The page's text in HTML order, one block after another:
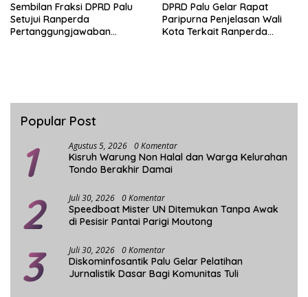
Sembilan Fraksi DPRD Palu
Setujui Ranperda
Pertanggungjawaban
DPRD Palu Gelar Rapat
Paripurna Penjelasan Wali
Kota Terkait Ranperda
Popular Post
1 Agustus 5, 2026 0 Komentar
Kisruh Warung Non Halal dan Warga Kelurahan
Tondo Berakhir Damai
2 Juli 30, 2026 0 Komentar
Speedboat Mister UN Ditemukan Tanpa Awak
di Pesisir Pantai Parigi Moutong
3 Juli 30, 2026 0 Komentar
Diskominfosantik Palu Gelar Pelatihan
Jurnalistik Dasar Bagi Komunitas Tuli